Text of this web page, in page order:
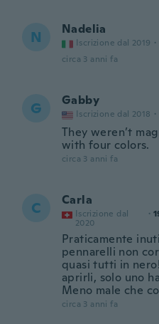
N Nadelia
Iscrizione dal 2019 ·
circa 3 anni fa
G Gabby
Iscrizione dal 2018 ·
They weren’t
with four colors.
circa 3 anni fa
C Carla
Iscrizione dal
2020
·
Praticamente
pennarelli non
quasi tutti in
aprirli, solo uno
Meno male che
circa 3 anni fa